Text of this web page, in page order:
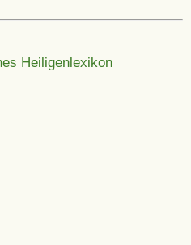
Heiligenlexikon